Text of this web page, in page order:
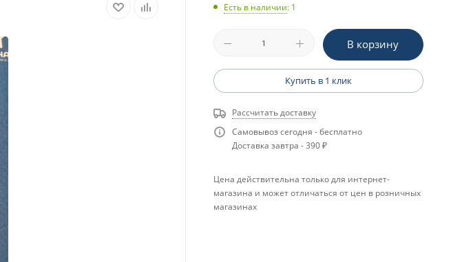
Есть в наличии: 1
В корзину
Купить в 1 клик
Рассчитать доставку
Самовывоз сегодня - бесплатно
Доставка завтра - 390 ₽
Цена действительна только для интернет-
магазина и может отличаться от цен в розничных
магазинах